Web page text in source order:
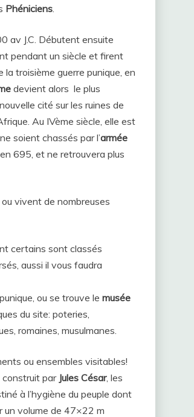
Phéniciens
av J.C. Débutent ensuite
pendant un siècle et firent
la troisième guerre punique, en
devient alors le plus
cité sur les ruines de
Au IVème siècle, elle est
soient chassés par l’armée
695, et ne retrouvera plus
vivent de nombreuses
certains sont classés
aussi il vous faudra
ou se trouve le musée
du site: poteries,
romaines, musulmanes.
ou ensembles visitables!
construit par Jules César, les
à l’hygiène du peuple dont
un volume de 47×22 m